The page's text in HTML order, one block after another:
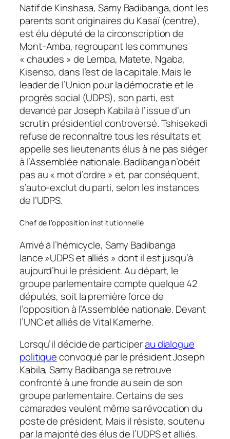
Natif de Kinshasa, Samy Badibanga, dont les
parents sont originaires du Kasaï (centre),
est élu député de la circonscription de
Mont-Amba, regroupant les communes
« chaudes » de Lemba, Matete, Ngaba,
Kisenso, dans l’est de la capitale. Mais le
leader de l’Union pour la démocratie et le
progrès social (UDPS), son parti, est
devancé par Joseph Kabila à l’issue d’un
scrutin présidentiel controversé. Tshisekedi
refuse de reconnaître tous les résultats et
appelle ses lieutenants élus à ne pas siéger
à l’Assemblée nationale. Badibanga n’obéit
pas au « mot d’ordre » et, par conséquent,
s’auto-exclut du parti, selon les instances
de l’UDPS.
Chef de l’opposition institutionnelle
Arrivé à l’hémicycle, Samy Badibanga
lance »UDPS et alliés » dont il est jusqu’à
aujourd’hui le président. Au départ, le
groupe parlementaire compte quelque 42
députés, soit la première force de
l’opposition à l’Assemblée nationale. Devant
l’UNC et alliés de Vital Kamerhe.
Lorsqu’il décide de participerau dialogue
politiqueconvoqué par le président Joseph
Kabila, Samy Badibanga se retrouve
confronté à une fronde au sein de son
groupe parlementaire. Certains de ses
camarades veulent même sa révocation du
poste de président. Mais il résiste, soutenu
par la majorité des élus de l’UDPS et alliés.